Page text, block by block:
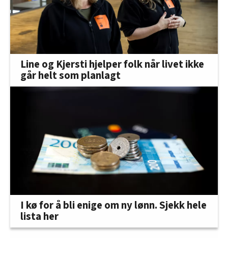
Line og Kjersti hjelper folk når livet ikke
går helt som planlagt
I kø for å bli enige om ny lønn. Sjekk hele
lista her